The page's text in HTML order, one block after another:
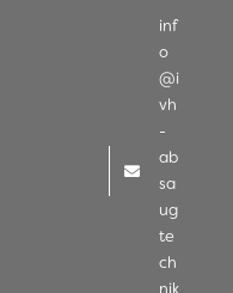
inf
o
@i
vh
-
ab
sa
ug
te
ch
nik